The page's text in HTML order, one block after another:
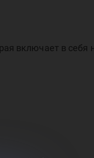
включает в себя